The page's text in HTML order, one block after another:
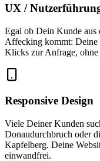
UX /
Egal ob Dein Kunde aus
Affecking kommt: Deine
Klicks zur Anfrage,
Responsive Design
Viele Deiner Kunden
Donaudurchbruch oder
Kapfelberg. Deine
einwandfrei.